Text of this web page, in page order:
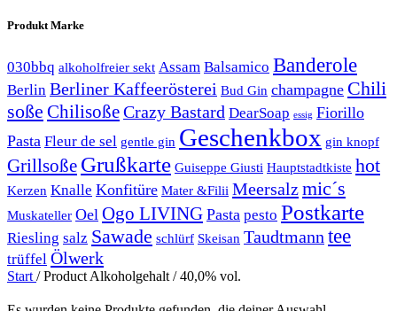
Produkt Marke
030bbq alkoholfreier sekt Assam Balsamico Banderole
Berlin Berliner Kaffeerösterei Bud Gin champagne Chili
soße ChilisoßeCrazy Bastard DearSoap essig Fiorillo
Pasta Fleur de sel gentle gin Geschenkbox gin knopf
Grillsoße Grußkarte Guiseppe Giusti Hauptstadtkiste hot
Kerzen Knalle Konfitüre Mater &Filii Meersalzmic´s
Muskateller Oel Ogo LIVING Pasta pesto Postkarte
Riesling salz Sawade schlürf Skeisan Taudtmann tee
trüffel Ölwerk
Start / Product Alkoholgehalt / 40,0% vol.